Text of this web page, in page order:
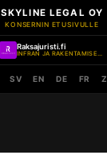
SKYLINE LEGAL OY
KONSERNIN ETUSIVULLE
Raksajuristi.fi
INFRAN JA RAKENTAMISEN PRAKTIIKKA
SV EN DE FR